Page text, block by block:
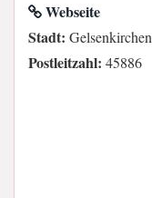
Webseite
Stadt: Gelsenkirchen
Postleitzahl: 45886